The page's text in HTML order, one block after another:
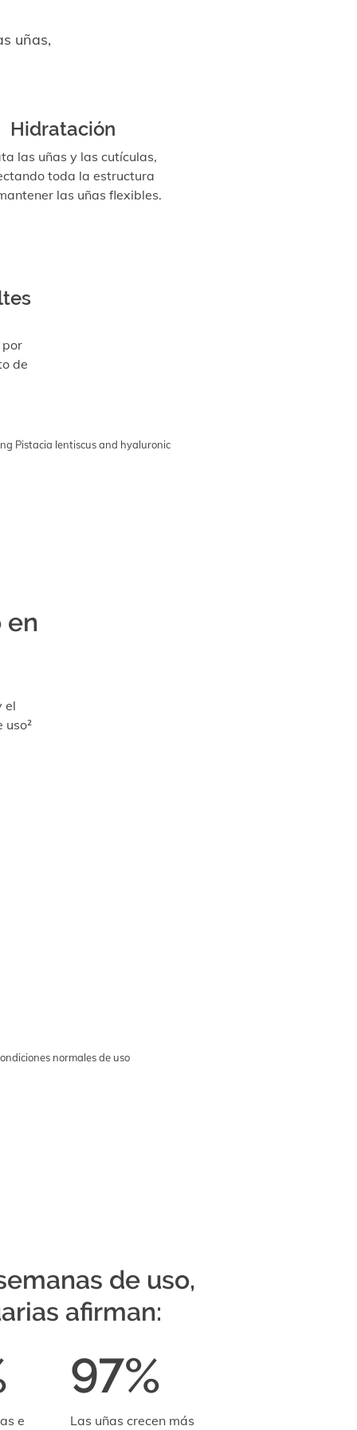
uñas,
Hidratación
las uñas y las cutículas,
toda la estructura
las uñas flexibles.
de
Pistacia lentiscus and hyaluronic
en
el
normales de uso
de uso,
afirman:
e
97%
Las uñas crecen más